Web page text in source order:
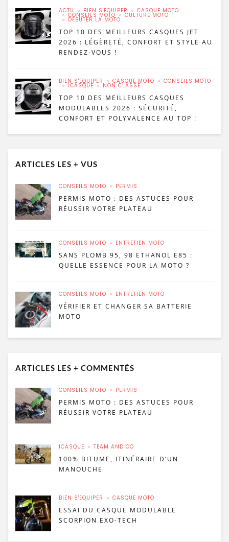
ACTU BIEN S'ÉQUIPER CASQUE MOTO
CONSEILS MOTO CULTURE MOTO
DÉBUTER LA MOTO
TOP 10 DES MEILLEURS CASQUES JET
2026 : LÉGÈRETÉ, CONFORT ET STYLE AU
RENDEZ-VOUS !
BIEN S'ÉQUIPER CASQUE MOTO CONSEILS MOTO
ICASQUE NON CLASSÉ
TOP 10 DES MEILLEURS CASQUES
MODULABLES 2026 : SÉCURITÉ,
CONFORT ET POLYVALENCE AU TOP !
ARTICLES LES + VUS
CONSEILS MOTO PERMIS
PERMIS MOTO : DES ASTUCES POUR
RÉUSSIR VOTRE PLATEAU
CONSEILS MOTO ENTRETIEN MOTO
SANS PLOMB 95, 98 ETHANOL E85 :
QUELLE ESSENCE POUR LA MOTO ?
CONSEILS MOTO ENTRETIEN MOTO
VÉRIFIER ET CHANGER SA BATTERIE
MOTO
ARTICLES LES + COMMENTÉS
CONSEILS MOTO PERMIS
PERMIS MOTO : DES ASTUCES POUR
RÉUSSIR VOTRE PLATEAU
ICASQUE TEAM AND CO
100% BITUME, ITINÉRAIRE D’UN
MANOUCHE
BIEN S'ÉQUIPER CASQUE MOTO
ESSAI DU CASQUE MODULABLE
SCORPION EXO-TECH